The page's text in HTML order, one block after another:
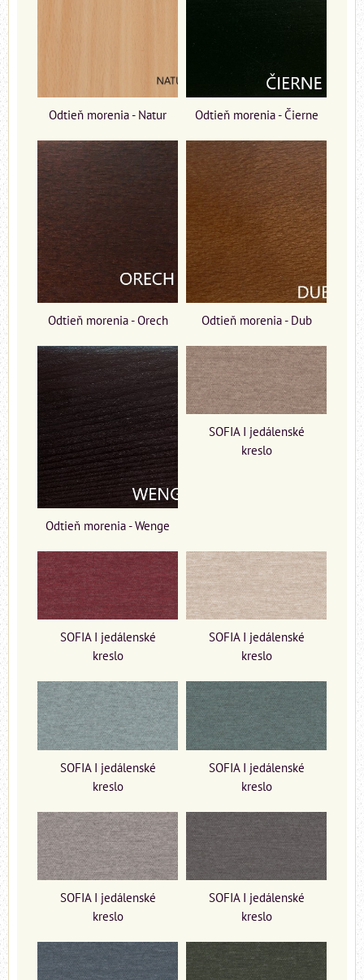
Odtieň morenia - Natur Odtieň morenia - Čierne
Odtieň morenia - Orech Odtieň morenia - Dub
Odtieň morenia - Wenge
SOFIA I jedálenské
kreslo
SOFIA I jedálenské
kreslo
SOFIA I jedálenské
kreslo
SOFIA I jedálenské
kreslo
SOFIA I jedálenské
kreslo
SOFIA I jedálenské
kreslo
SOFIA I jedálenské
kreslo